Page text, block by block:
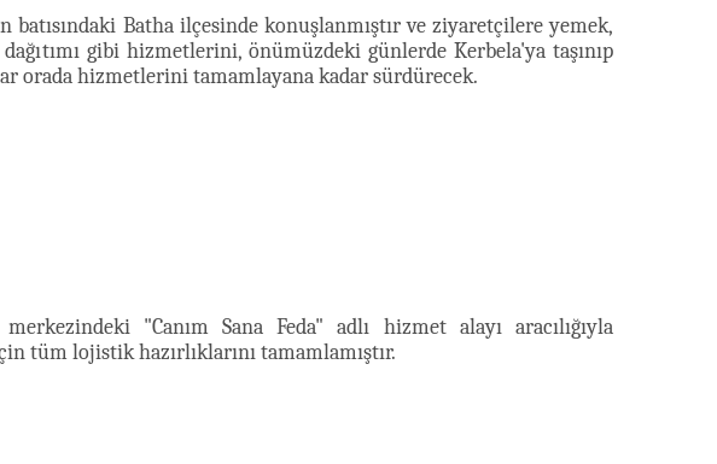
Batha ilçesinde konuşlanmıştır ve ziyaretçilere yemek,
gibi hizmetlerini, önümüzdeki günlerde Kerbela'ya taşınıp
orada hizmetlerini tamamlayana kadar sürdürecek.
"Canım Sana Feda" adlı hizmet alayı aracılığıyla
tüm lojistik hazırlıklarını tamamlamıştır.